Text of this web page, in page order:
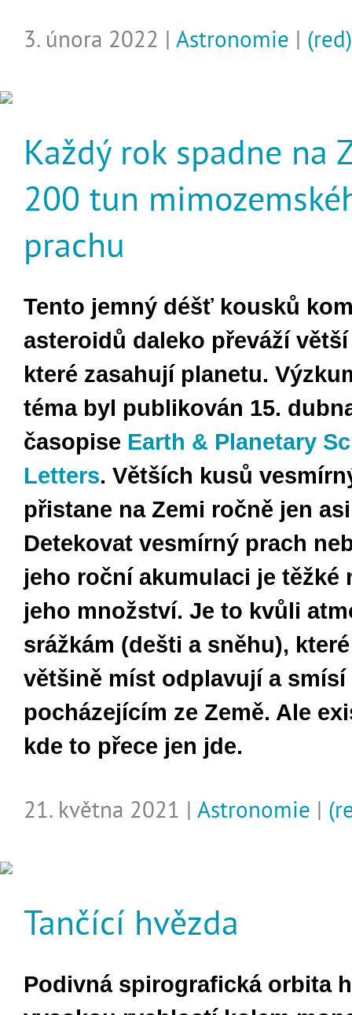
3. února 2022 | Astronomie | (red)
Každý rok spadne na
200 tun
prachu
Tento jemný déšť kousků
asteroidů daleko převáží
které zasahují planetu.
téma byl publikován 15.
časopise Earth & Planetary
Letters. Větších kusů
přistane na Zemi ročně jen
Detekovat vesmírný prach
jeho roční akumulaci je těžké
jeho množství. Je to kvůli
srážkám (dešti a sněhu),
většině míst odplavují a smísí
pocházejícím ze Země. Ale
kde to přece jen jde.
21. května 2021 | Astronomie |
Tančící hvězda
Podivná spirografická orbita